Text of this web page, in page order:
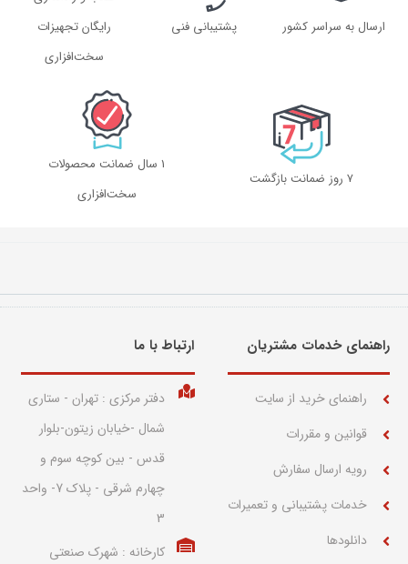
ارسال به سراسر کشور پشتیبانی فنی
رایگان تجهیزات
سخت‌افزاری
۷ روز ضمانت بازگشت
1 سال ضمانت محصولات
سخت‌افزاری
راهنمای خدمات مشتریان
راهنمای خرید از سایت
قوانین و مقررات
رویه ارسال سفارش
خدمات پشتیبانی و تعمیرات
دانلودها
ارتباط با ما​
دفتر مرکزی : تهران - ستاری
شمال -خیابان زیتون-بلوار
قدس - بین کوچه سوم و
چهارم شرقی - پلاک 7- واحد
3
کارخانه : شهرک صنعتی